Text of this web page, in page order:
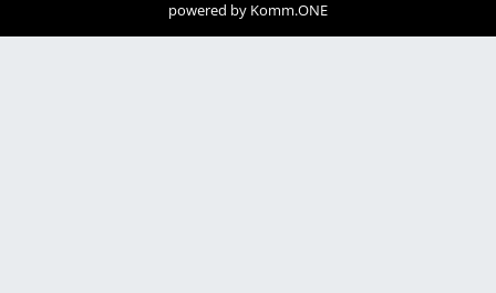
powered by Komm.ONE